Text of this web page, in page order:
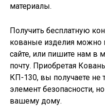
материалы.
Получить бесплатную
кованые изделия можно
сайте, или пишите нам в
почту. Приобретая
КП-130, вы получаете не
элемент безопасности,
вашему дому.